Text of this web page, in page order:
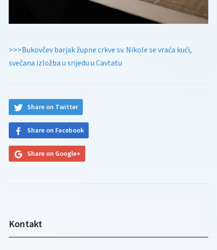
>>>Bukovčev barjak župne crkve sv. Nikole se vraća kući,
svečana izložba u srijedu u Cavtatu
Share on Twitter
Share on Facebook
Share on Google+
Kontakt